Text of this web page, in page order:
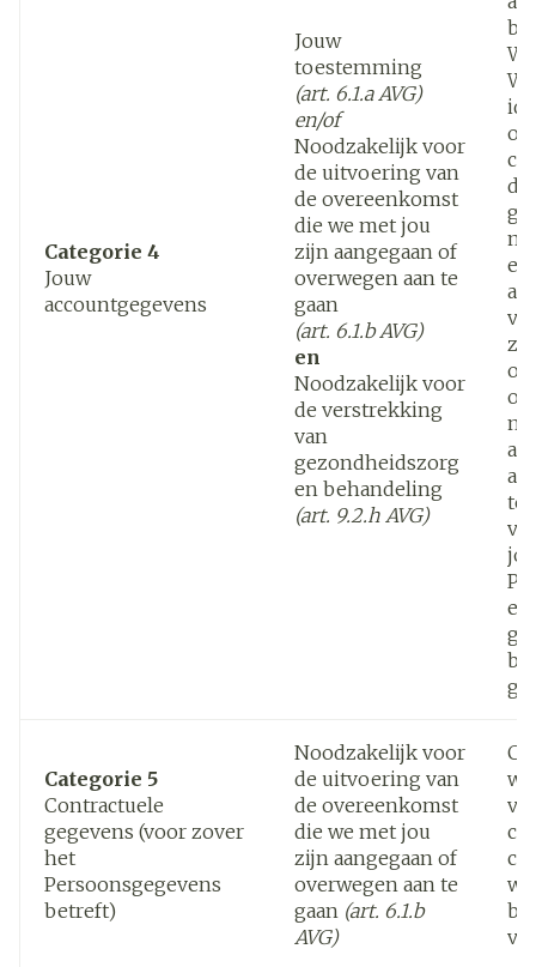
Categorie 4
Jouw
accountgegevens
Jouw
toestemming
(art. 6.1.a AVG)
en/of
Noodzakelijk voor
de uitvoering van
de overeenkomst
die we met jou
zijn aangegaan of
overwegen aan te
gaan
(art. 6.1.b AVG)
en
Noodzakelijk voor
de verstrekking
van
gezondheidszorg
en behandeling
(art. 9.2.h AVG)
af
te
Categorie 5
Contractuele
gegevens (voor zover
het
Persoonsgegevens
betreft)
Noodzakelijk voor
de uitvoering van
de overeenkomst
die we met jou
zijn aangegaan of
overwegen aan te
gaan (art. 6.1.b
AVG)